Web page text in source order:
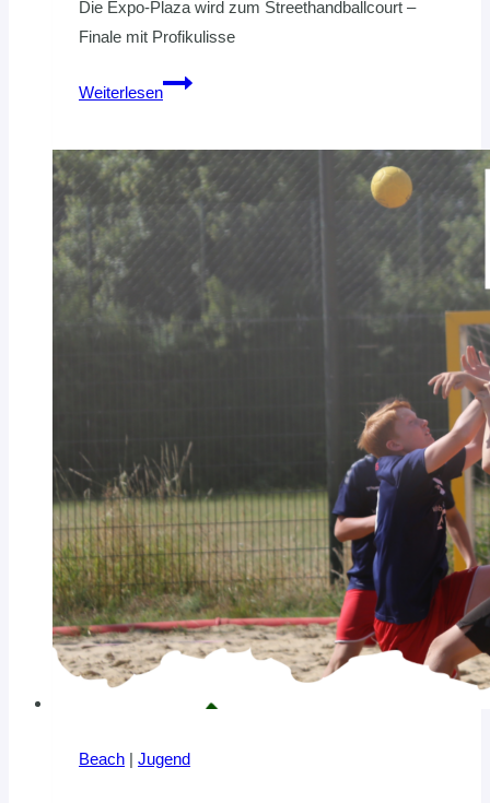
Die Expo-Plaza wird zum Streethandballcourt –
Finale mit Profikulisse
Weiterlesen
Streethandball-
den
RECKEN
Beach | Jugend